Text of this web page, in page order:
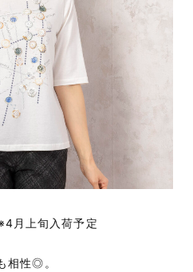
月上旬入荷予定
相性◎。